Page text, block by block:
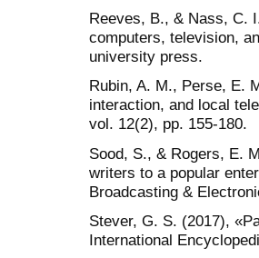
Reeves, B., & Nass, C.
computers, television,
university press.
Rubin, A. M., Perse, E.
interaction, and local
vol. 12(2), pp. 155-180.
Sood, S., & Rogers, E.
writers to a popular
Broadcasting &
Stever, G. S. (2017),
International